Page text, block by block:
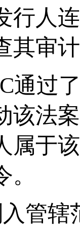
行人
其审
通过
该法
属于
管